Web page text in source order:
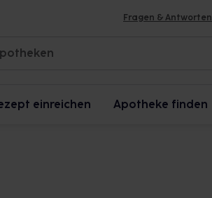
Fragen & Antworten
einreichen Apotheke finden